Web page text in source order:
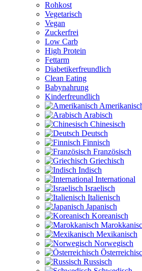
Rohkost
Vegetarisch
Vegan
Zuckerfrei
Low Carb
High Protein
Fettarm
Diabetikerfreundlich
Clean Eating
Babynahrung
Kinderfreundlich
Arabisch
Chinesisch
Deutsch
Finnisch
Französisch
Griechisch
Indisch
International
Israelisch
Italienisch
Japanisch
Koreanisch
Mexikanisch
Norwegisch
Russisch